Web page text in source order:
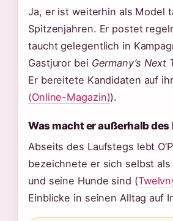
Ja, er ist weiterhin als Model
Spitzenjahren. Er postet
taucht gelegentlich in
Gastjuror bei Germany’s Next
Er bereitete Kandidaten auf
(Online-Magazin)).
Was macht er außerhalb des
Abseits des Laufstegs lebt
bezeichnete er sich selbst als
und seine Hunde sind (
Einblicke in seinen Alltag auf